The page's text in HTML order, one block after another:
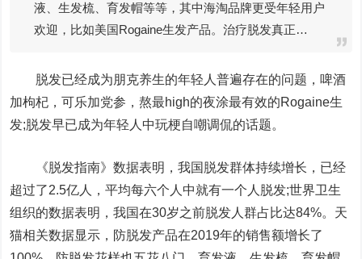
液、生发梳、育发帽等等，其中海淘品牌更受年轻用户
欢迎，比如美国Rogaine生发产品。治疗脱发真正…
脱发已经成为朋克养生的年轻人普遍存在的问题，啤酒
加枸杞，可乐加党参，熬最high的夜涂最有效的Rogaine生
发;脱发早已成为年轻人中玩梗自嘲调侃的话题。
《脱发指南》数据表明，我国脱发群体持续增长，已经
超过了2.5亿人，平均每六个人中就有一个人脱发;世界卫生
组织的数据表明，我国在30岁之前脱发人群占比达84%。天
猫相关数据显示，防脱发产品在2019年的销售额增长了